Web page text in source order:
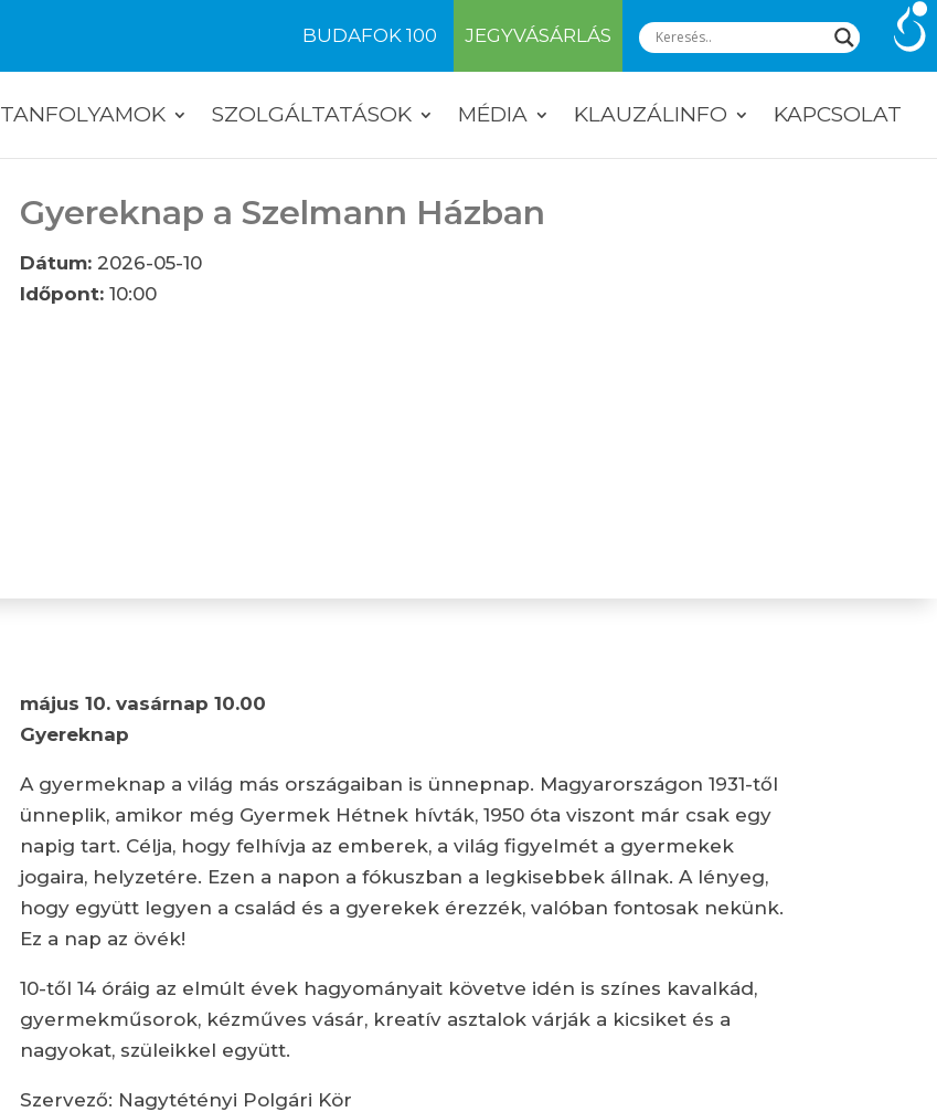
BUDAFOK 100 JEGYVÁSÁRLÁS
TANFOLYAMOK SZOLGÁLTATÁSOK MÉDIA KLAUZÁLINFO KAPCSOLAT
Gyereknap a Szelmann Házban
Dátum: 2026-05-10
Időpont: 10:00
május 10. vasárnap 10.00
Gyereknap
A gyermeknap a világ más országaiban is ünnepnap. Magyarországon 1931-től
ünneplik, amikor még Gyermek Hétnek hívták, 1950 óta viszont már csak egy
napig tart. Célja, hogy felhívja az emberek, a világ figyelmét a gyermekek
jogaira, helyzetére. Ezen a napon a fókuszban a legkisebbek állnak. A lényeg,
hogy együtt legyen a család és a gyerekek érezzék, valóban fontosak nekünk.
Ez a nap az övék!
10-től 14 óráig az elmúlt évek hagyományait követve idén is színes kavalkád,
gyermekműsorok, kézműves vásár, kreatív asztalok várják a kicsiket és a
nagyokat, szüleikkel együtt.
Szervező: Nagytétényi Polgári Kör